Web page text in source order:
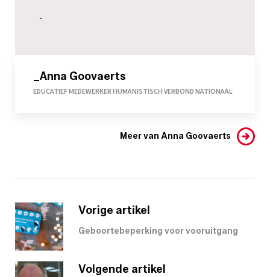
-
_Anna Goovaerts
EDUCATIEF MEDEWERKER HUMANISTISCH VERBOND NATIONAAL
Meer van Anna Goovaerts
Vorige artikel
Geboortebeperking voor vooruitgang
Volgende artikel